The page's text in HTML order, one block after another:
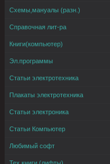
Схемы,мануалы (разн.)
Справочная лит-ра
Книги(компьютер)
Эл.программы
Статьи электротехника
Плакаты электротехника
Статьи электроника
Статьи Компьютер
Любимый софт